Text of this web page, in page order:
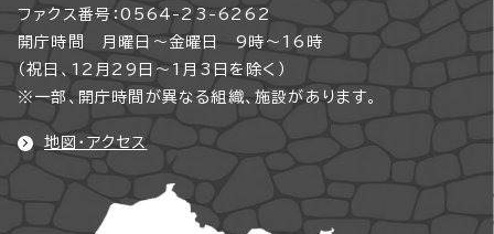
ファクス番号：0564-23-6262
開庁時間 月曜日～金曜日 9時～16時
（祝日、12月29日～1月3日を除く）
※一部、開庁時間が異なる組織、施設があります。
地図・アクセス